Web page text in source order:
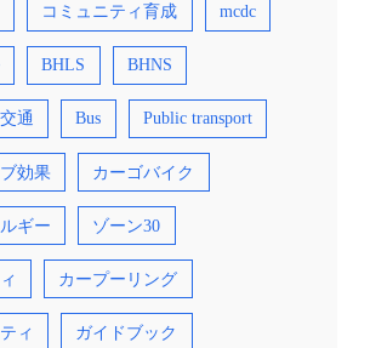
コミュニティ育成 mcdc
BHLS BHNS
通 Bus Public transport
効果 カーゴバイク
ギー ゾーン30
カープーリング
ィ ガイドブック